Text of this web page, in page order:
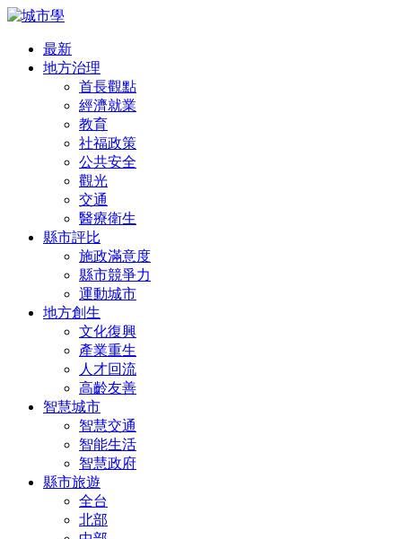
最新
地方治理
首長觀點
經濟就業
教育
社福政策
公共安全
觀光
交通
醫療衛生
縣市評比
施政滿意度
縣市競爭力
運動城市
地方創生
文化復興
產業重生
人才回流
高齡友善
智慧城市
智慧交通
智能生活
智慧政府
縣市旅遊
全台
北部